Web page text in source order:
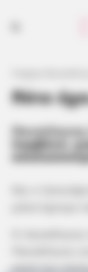
Πότε
Πανσέληνος
λαμβάνει
κατά την